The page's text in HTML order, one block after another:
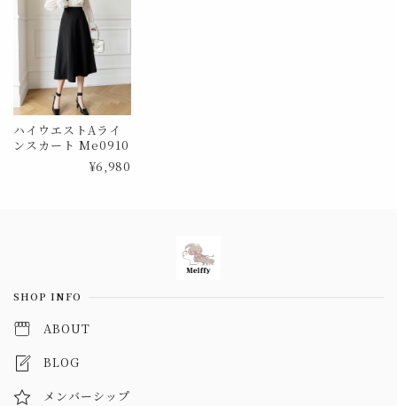
ハイウエストAライ
ンスカート Me0910
¥6,980
SHOP INFO
ABOUT
BLOG
メンバーシップ